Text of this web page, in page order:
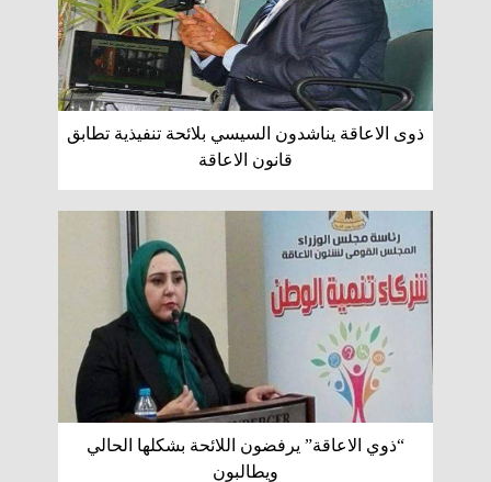
ذوى الاعاقة يناشدون السيسي بلائحة تنفيذية تطابق
قانون الاعاقة
“ذوي الاعاقة” يرفضون اللائحة بشكلها الحالي
ويطالبون